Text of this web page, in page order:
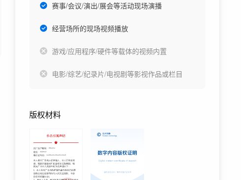
赛事/会议/演出/展会等活动现场演播
经营场所的现场视频播放
游戏/应用程序/硬件等载体的视频内置
电影/综艺/纪录片/电视剧等影视作品或栏目
版权材料